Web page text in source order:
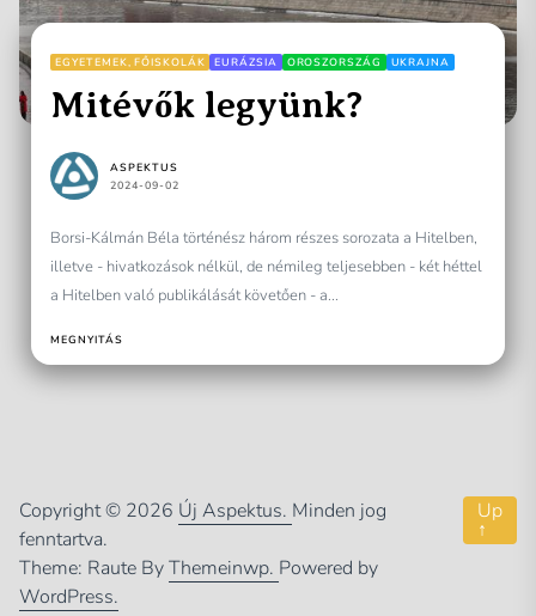
EGYETEMEK, FŐISKOLÁK EURÁZSIA OROSZORSZÁG UKRAJNA
Mitévők legyünk?
ASPEKTUS
2024-09-02
Borsi-Kálmán Béla történész három részes sorozata a Hitelben,
illetve - hivatkozások nélkül, de némileg teljesebben - két héttel
a Hitelben való publikálását követően - a...
MEGNYITÁS
Copyright © 2026 Új Aspektus. Minden jog
fenntartva.
Theme: Raute ByThemeinwp. Powered by
WordPress.
Up
↑